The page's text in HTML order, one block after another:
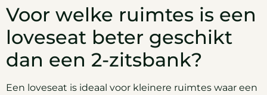
Voor welke ruimtes is een
loveseat beter geschikt
dan een 2-zitsbank?
Een loveseat is ideaal voor kleinere ruimtes waar een